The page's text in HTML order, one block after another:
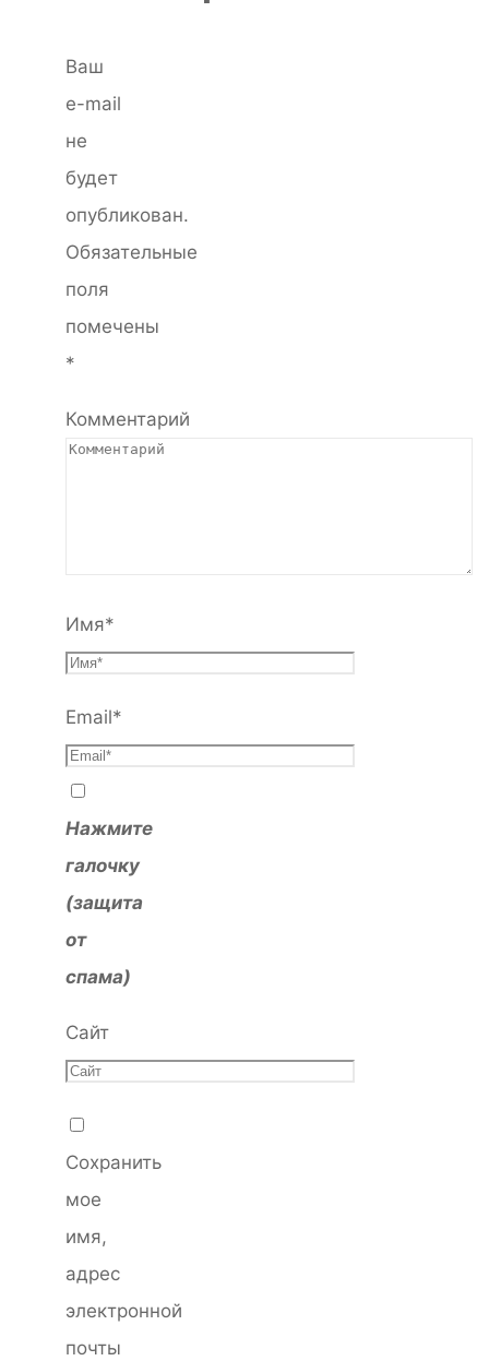
Ваш
e-mail
не
будет
опубликован.
Обязательные
поля
помечены
*
Комментарий
Имя*
Email*
Нажмите
галочку
(защита
от
спама)
Сайт
Сохранить
мое
имя,
адрес
электронной
почты